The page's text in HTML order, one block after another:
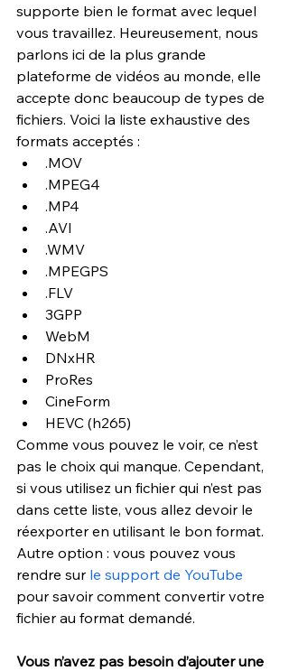
supporte bien le format avec lequel
vous travaillez. Heureusement, nous
parlons ici de la plus grande
plateforme de vidéos au monde, elle
accepte donc beaucoup de types de
fichiers. Voici la liste exhaustive des
formats acceptés :
.MOV
.MPEG4
.MP4
.AVI
.WMV
.MPEGPS
.FLV
3GPP
WebM
DNxHR
ProRes
CineForm
HEVC (h265)
Comme vous pouvez le voir, ce n’est
pas le choix qui manque. Cependant,
si vous utilisez un fichier qui n’est pas
dans cette liste, vous allez devoir le
réexporter en utilisant le bon format.
Autre option : vous pouvez vous
rendre sur le support de YouTube
pour savoir comment convertir votre
fichier au format demandé.
Vous n’avez pas besoin d’ajouter une